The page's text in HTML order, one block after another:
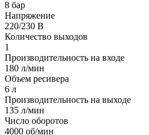
8 бар
Напряжение
220/230 В
Количество выходов
1
Производительность на входе
180 л/мин
Объем ресивера
6 л
Производительность на выходе
135 л/мин
Число оборотов
4000 об/мин